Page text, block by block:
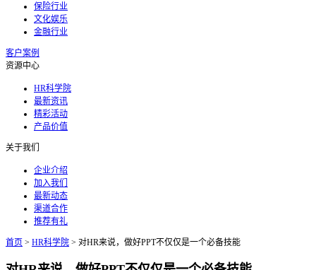
保险行业
文化娱乐
金融行业
客户案例
资源中心
HR科学院
最新资讯
精彩活动
产品价值
关于我们
企业介绍
加入我们
最新动态
渠道合作
推荐有礼
首页 > HR科学院 > 对HR来说，做好PPT不仅仅是一个必备技能